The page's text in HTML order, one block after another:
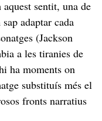
sentit, una de
adaptar cada
(Jackson
a les tiranies de
ha moments on
substituís més el
fronts narratius